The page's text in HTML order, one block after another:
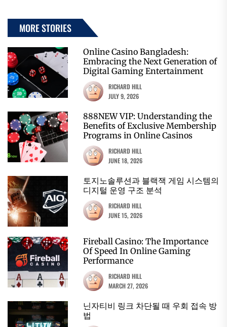
MORE STORIES
Online Casino Bangladesh:
Embracing the Next Generation of
Digital Gaming Entertainment
RICHARD HILL
JULY 9, 2026
888NEW VIP: Understanding the
Benefits of Exclusive Membership
Programs in Online Casinos
RICHARD HILL
JUNE 18, 2026
토지노솔루션과 블랙잭 게임 시스템의
디지털 운영 구조 분석
RICHARD HILL
JUNE 15, 2026
Fireball Casino: The Importance
Of Speed In Online Gaming
Performance
RICHARD HILL
MARCH 27, 2026
닌자티비 링크 차단될 때 우회 접속 방
법